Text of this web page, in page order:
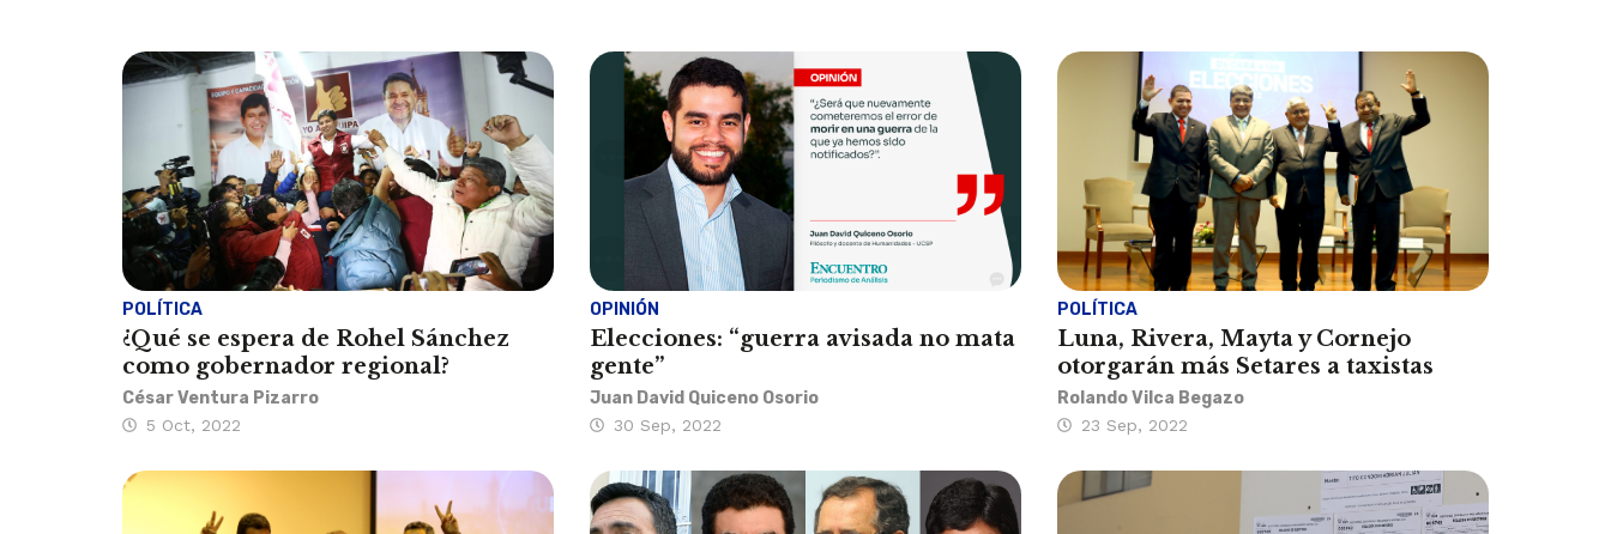
POLÍTICA
¿Qué se espera de Rohel Sánchez
como gobernador regional?
César Ventura Pizarro
5 Oct, 2022
OPINIÓN
Elecciones: “guerra avisada no mata
gente”
Juan David Quiceno Osorio
30 Sep, 2022
POLÍTICA
Luna, Rivera, Mayta y Cornejo
otorgarán más Setares a taxistas
Rolando Vilca Begazo
23 Sep, 2022